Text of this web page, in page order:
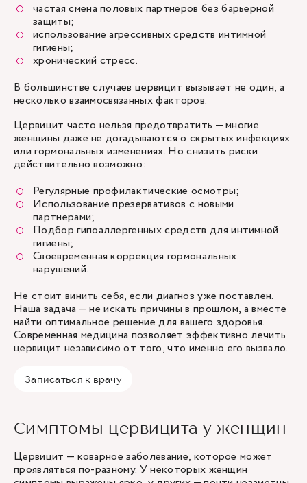
частая смена половых партнеров без барьерной
защиты;
использование агрессивных средств интимной
гигиены;
хронический стресс.
В большинстве случаев цервицит вызывает не один, а
несколько взаимосвязанных факторов.
Цервицит часто нельзя предотвратить — многие
женщины даже не догадываются о скрытых инфекциях
или гормональных изменениях. Но снизить риски
действительно возможно:
Регулярные профилактические осмотры;
Использование презервативов с новыми
партнерами;
Подбор гипоаллергенных средств для интимной
гигиены;
Своевременная коррекция гормональных
нарушений.
Не стоит винить себя, если диагноз уже поставлен.
Наша задача — не искать причины в прошлом, а вместе
найти оптимальное решение для вашего здоровья.
Современная медицина позволяет эффективно лечить
цервицит независимо от того, что именно его вызвало.
Записаться к врачу
Симптомы цервицита у женщин
Цервицит — коварное заболевание, которое может
проявляться по-разному. У некоторых женщин